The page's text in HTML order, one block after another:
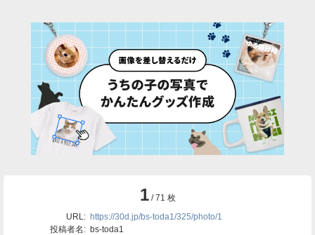
1 / 71 枚
URL: https://30d.jp/bs-toda1/325/photo/1
投稿者名: bs-toda1